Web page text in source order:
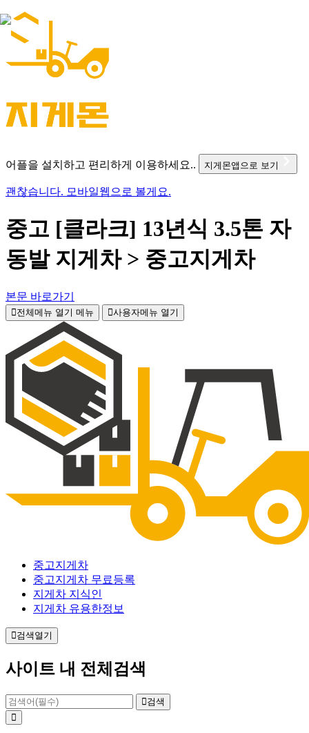
어플을 설치하고 편리하게 이용하세요.. 지게몬앱으로 보기
괜찮습니다. 모바일웹으로 볼게요.
중고 [클라크] 13년식 3.5톤 자
동발 지게차 > 중고지게차
본문 바로가기
전체메뉴 열기 메뉴 사용자메뉴 열기
중고지게차
중고지게차 무료등록
지게차 지식인
지게차 유용한정보
검색열기
사이트 내 전체검색
검색